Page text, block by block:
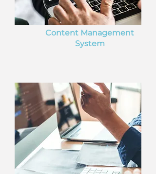
Content Management
System